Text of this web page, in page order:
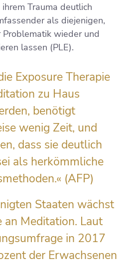
Trauma deutlich
als diejenigen,
Problematik wieder und
lassen (PLE).
Exposure Therapie
zu Haus
benötigt
wenig Zeit, und
dass sie deutlich
als herkömmliche
(AFP)
Staaten wächst
an Meditation. Laut
in 2017
der Erwachsenen